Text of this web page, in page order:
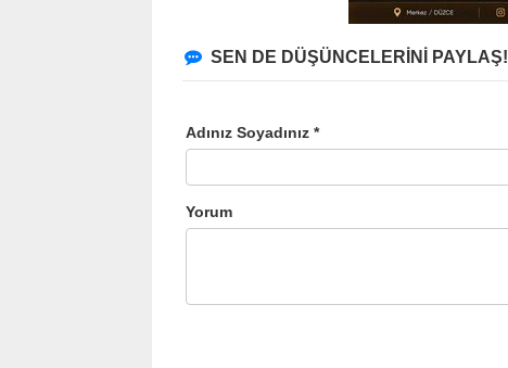
SEN DE DÜŞÜNCELERİNİ PAYLAŞ!
Adınız Soyadınız *
Yorum